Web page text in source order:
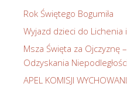
Rok Świętego Bogumiła
Wyjazd dzieci do Lichenia
Msza Święta za Ojczyznę
Odzyskania Niepodległości
APEL KOMISJI